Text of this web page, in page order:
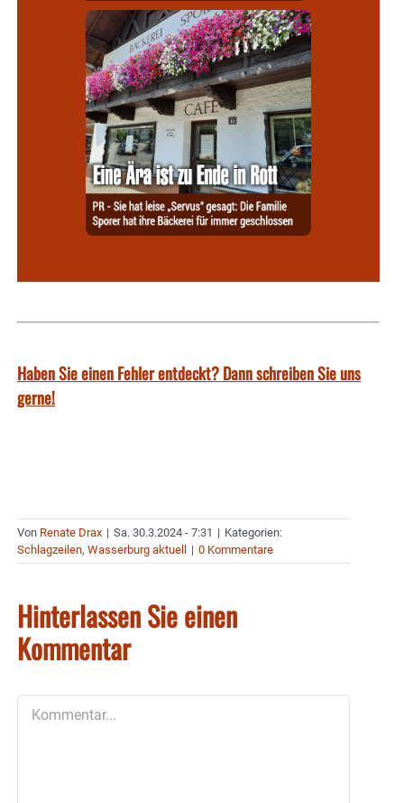
Haben Sie einen Fehler entdeckt? Dann schreiben Sie uns
gerne!
Von Renate Drax | Sa. 30.3.2024 - 7:31 | Kategorien:
Schlagzeilen, Wasserburg aktuell | 0 Kommentare
Hinterlassen Sie einen
Kommentar